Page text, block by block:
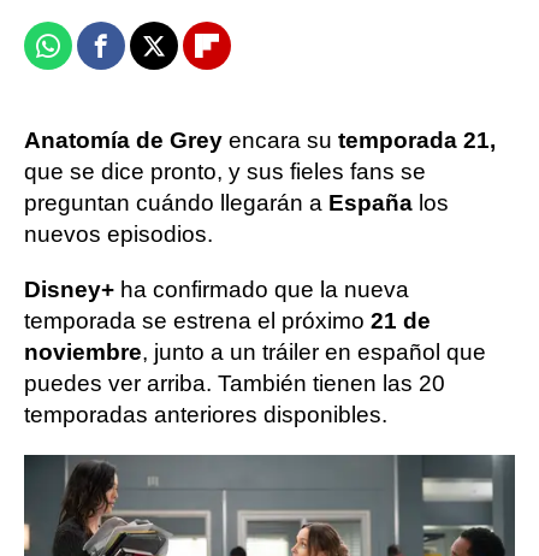
WhatsappFacebook
X Flipboard
Anatomía de Grey encara su temporada 21,
que se dice pronto, y sus fieles fans se
preguntan cuándo llegarán a España los
nuevos episodios.
Disney+ ha confirmado que la nueva
temporada se estrena el próximo 21 de
noviembre, junto a un tráiler en español que
puedes ver arriba. También tienen las 20
temporadas anteriores disponibles.